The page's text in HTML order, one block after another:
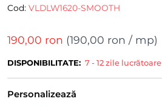
Cod: VLDLW1620-SMOOTH
190,00 ron (190,00 ron / mp)
DISPONIBILITATE: 7 - 12 zile lucrătoare
Personalizează